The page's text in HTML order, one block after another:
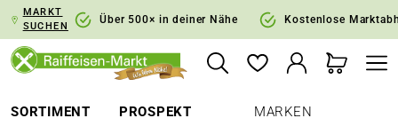
Zur Hauptnavigation springen
MARKT
SUCHEN
Über 500× in deiner Nähe Kostenlose
SORTIMENT PROSPEKT MARKEN